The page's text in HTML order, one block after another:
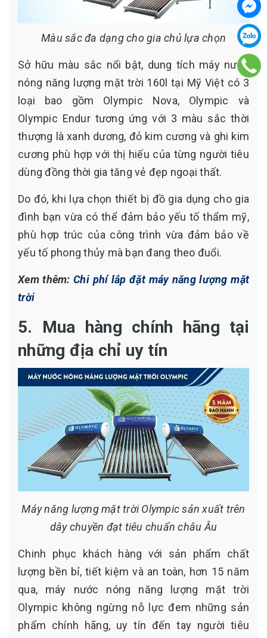
Màu sắc đa dạng cho gia chủ lựa chọn
Sở hữu màu sắc nổi bật, dung tích máy nước
nóng năng lượng mặt trời 160l tại Mỹ Việt có 3
loại bao gồm Olympic Nova, Olympic và
Olympic Endur tương ứng với 3 màu sắc thời
thượng là xanh dương, đỏ kim cương và ghi kim
cương phù hợp với thị hiếu của từng người tiêu
dùng đồng thời gia tăng vẻ đẹp ngoại thất.
Do đó, khi lựa chọn thiết bị đồ gia dụng cho gia
đình bạn vừa có thể đảm bảo yếu tố thẩm mỹ,
phù hợp trúc của công trình vừa đảm bảo về
yếu tố phong thủy mà bạn đang theo đuổi.
Xem thêm:Chi phí lắp đặt máy năng lượng mặt
trời
5. Mua hàng chính hãng tại
những địa chỉ uy tín
Máy năng lượng mặt trời Olympic sản xuất trên
dây chuyền đạt tiêu chuẩn châu Âu
Chinh phục khách hàng với sản phẩm chất
lượng bền bỉ, tiết kiệm và an toàn, hơn 15 năm
qua, máy nước nóng năng lượng mặt trời
Olympic không ngừng nỗ lực đem những sản
phẩm chính hãng, uy tín đến tay người tiêu